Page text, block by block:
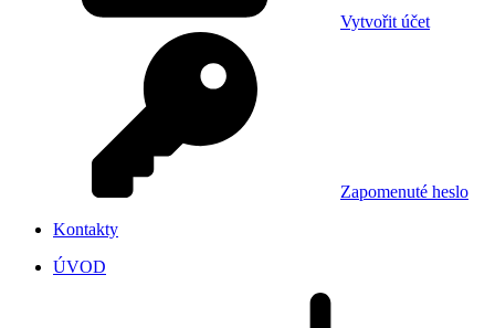
Vytvořit účet
Zapomenuté heslo
Kontakty
ÚVOD